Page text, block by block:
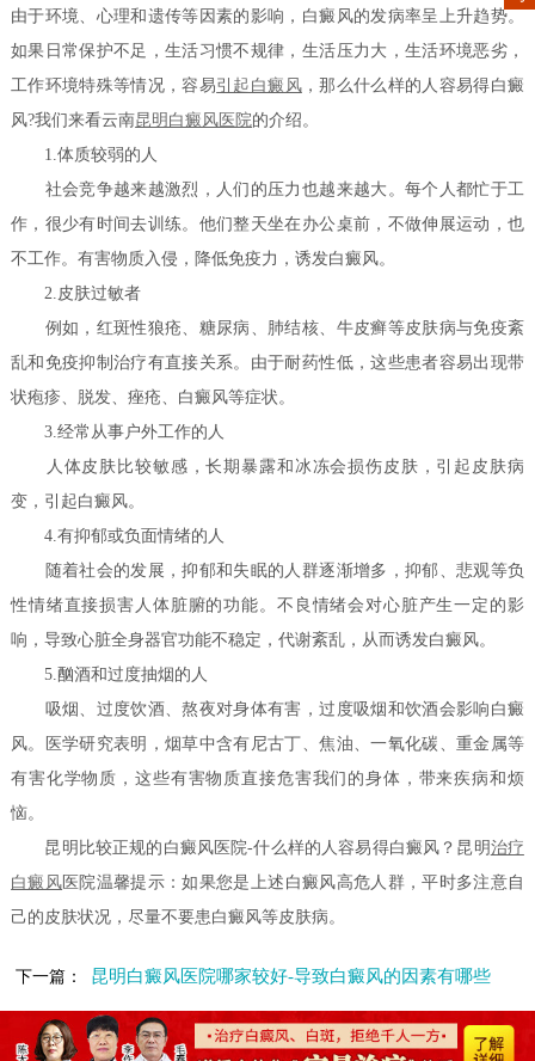
由于环境、心理和遗传等因素的影响，白癜风的发病率呈上升趋势。
如果日常保护不足，生活习惯不规律，生活压力大，生活环境恶劣，
工作环境特殊等情况，容易引起白癜风，那么什么样的人容易得白癜
风?我们来看云南昆明白癜风医院的介绍。
1.体质较弱的人
社会竞争越来越激烈，人们的压力也越来越大。每个人都忙于工
作，很少有时间去训练。他们整天坐在办公桌前，不做伸展运动，也
不工作。有害物质入侵，降低免疫力，诱发白癜风。
2.皮肤过敏者
例如，红斑性狼疮、糖尿病、肺结核、牛皮癣等皮肤病与免疫紊
乱和免疫抑制治疗有直接关系。由于耐药性低，这些患者容易出现带
状疱疹、脱发、痤疮、白癜风等症状。
3.经常从事户外工作的人
人体皮肤比较敏感，长期暴露和冰冻会损伤皮肤，引起皮肤病
变，引起白癜风。
4.有抑郁或负面情绪的人
随着社会的发展，抑郁和失眠的人群逐渐增多，抑郁、悲观等负
性情绪直接损害人体脏腑的功能。不良情绪会对心脏产生一定的影
响，导致心脏全身器官功能不稳定，代谢紊乱，从而诱发白癜风。
5.酗酒和过度抽烟的人
吸烟、过度饮酒、熬夜对身体有害，过度吸烟和饮酒会影响白癜
风。医学研究表明，烟草中含有尼古丁、焦油、一氧化碳、重金属等
有害化学物质，这些有害物质直接危害我们的身体，带来疾病和烦
恼。
昆明比较正规的白癜风医院-什么样的人容易得白癜风？昆明治疗
白癜风 医院温馨提示：如果您是上述白癜风高危人群，平时多注意自
己的皮肤状况，尽量不要患白癜风等皮肤病。
下一篇： 昆明白癜风医院哪家较好-导致白癜风的因素有哪些